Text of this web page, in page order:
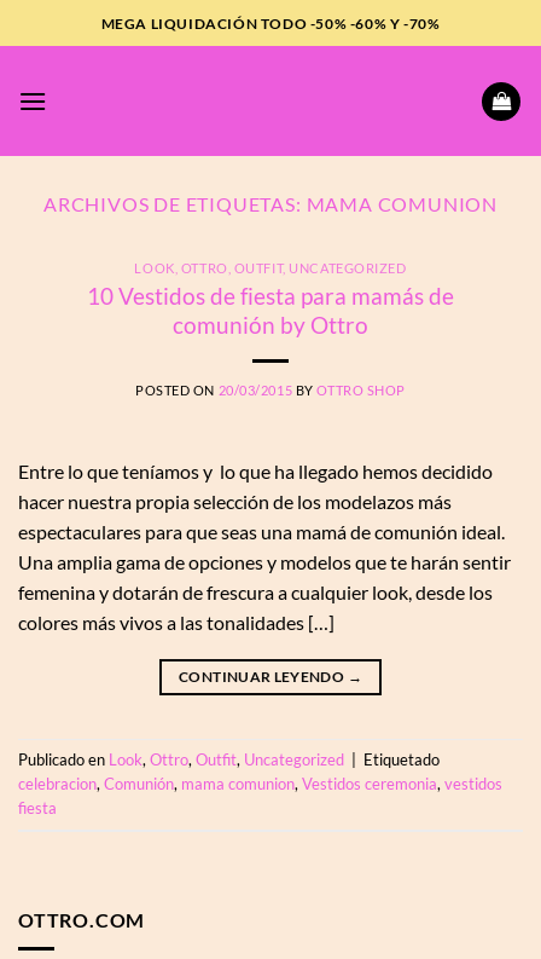
al
MEGA LIQUIDACIÓN TODO -50% -60% Y -70%
ARCHIVOS DE ETIQUETAS: MAMA COMUNION
LOOK OTTRO OUTFIT, UNCATEGORIZED
10 Vestidos de fiesta para mamás de
comunión by Ottro
POSTED ON 20/03/2015 BYOTTRO SHOP
Entre lo que teníamos y lo que ha llegado hemos decidido
hacer nuestra propia selección de los modelazos más
espectaculares para que seas una mamá de comunión ideal.
Una amplia gama de opciones y modelos que te harán sentir
femenina y dotarán de frescura a cualquier look, desde los
colores más vivos a las tonalidades […]
CONTINUAR LEYENDO →
Publicado en Look, Ottro, Outfit, Uncategorized
Etiquetado
celebracion, Comunión, mama comunion, Vestidos ceremonia, vestidos
fiesta
OTTRO.COM